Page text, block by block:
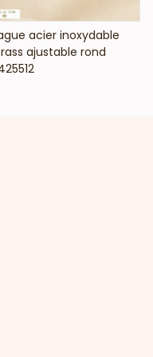
VOIR LE PRIX
acier inoxydable
ajustable rond